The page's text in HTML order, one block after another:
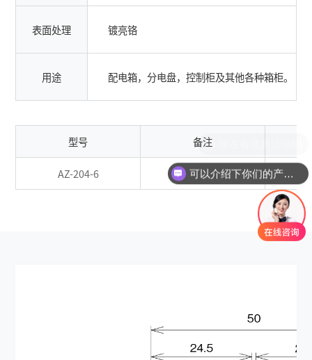
表面处理 镀亮铬
用途 配电箱，分电盘，控制柜及其他各种箱柜。
型号 备注
AZ-204-6 / 可以介绍下你们的产品么